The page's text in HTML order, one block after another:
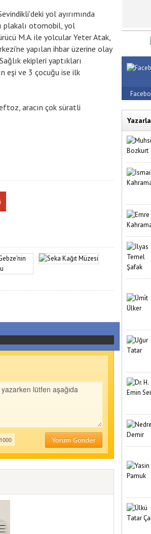
yol ayırımında
plakalı otomobil, yol
M.A. ile yolcular Yeter Atak,
yapılan ihbar üzerine olay
ekipleri yaptıkları
eşi ve 3 çocuğu ise ilk
aracın çok süratli
Yorum Gönder